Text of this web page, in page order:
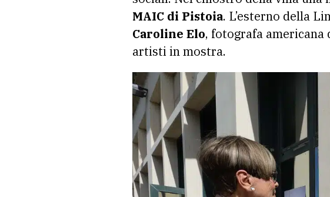
MAIC di Pistoia. L’esterno della
Caroline Elo, fotografa
artisti in mostra.